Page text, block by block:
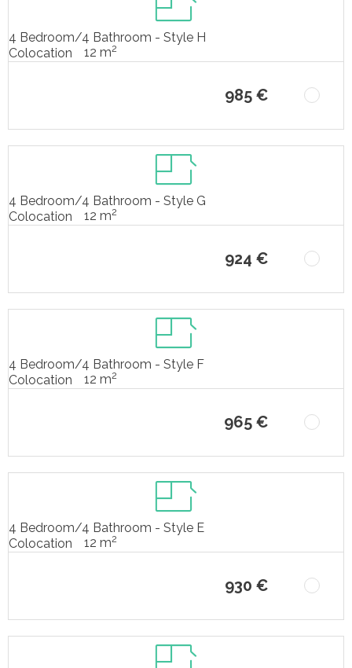
4 Bedroom/4 Bathroom - Style H
Colocation
12 m2
985 €
4 Bedroom/4 Bathroom - Style G
Colocation
12 m2
924 €
4 Bedroom/4 Bathroom - Style F
Colocation
12 m2
965 €
4 Bedroom/4 Bathroom - Style E
Colocation
12 m2
930 €